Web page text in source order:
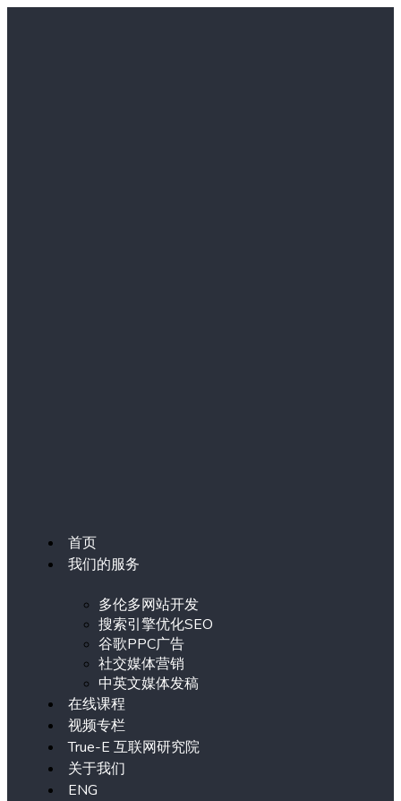
首页
我们的服务
多伦多网站开发
搜索引擎优化SEO
谷歌PPC广告
社交媒体营销
中英文媒体发稿
在线课程
视频专栏
True-E 互联网研究院
关于我们
ENG